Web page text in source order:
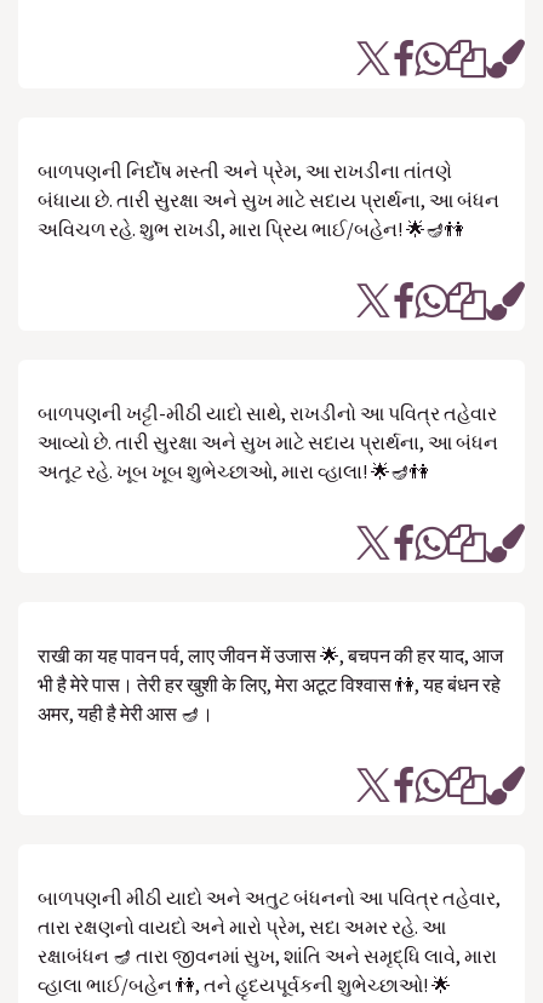
બાળપણની નિર્દોષ મસ્તી અને પ્રેમ, આ રાખડીના તાંતણે
બંધાયા છે. તારી સુરક્ષા અને સુખ માટે સદાય પ્રાર્થના, આ બંધન
અવિચળ રહે. શુભ રાખડી, મારા પ્રિય ભાઈ/બહેન! 🌟🪔👫
બાળપણની ખટ્ટી-મીઠી યાદો સાથે, રાખડીનો આ પવિત્ર તહેવાર
આવ્યો છે. તારી સુરક્ષા અને સુખ માટે સદાય પ્રાર્થના, આ બંધન
અતૂટ રહે. ખૂબ ખૂબ શુભેચ્છાઓ, મારા વ્હાલા! 🌟🪔👫
राखी का यह पावन पर्व, लाए जीवन में उजास 🌟, बचपन की हर याद, आज
भी है मेरे पास। तेरी हर खुशी के लिए, मेरा अटूट विश्वास 👫, यह बंधन रहे
अमर, यही है मेरी आस 🪔।
બાળપણની મીઠી યાદો અને અતુટ બંધનનો આ પવિત્ર તહેવાર,
તારા રક્ષણનો વાયદો અને મારો પ્રેમ, સદા અમર રહે. આ
રક્ષાબંધન 🪔 તારા જીવનમાં સુખ, શાંતિ અને સમૃદ્ધિ લાવે, મારા
વ્હાલા ભાઈ/બહેન 👫, તને હૃદયપૂર્વકની શુભેચ્છાઓ! 🌟